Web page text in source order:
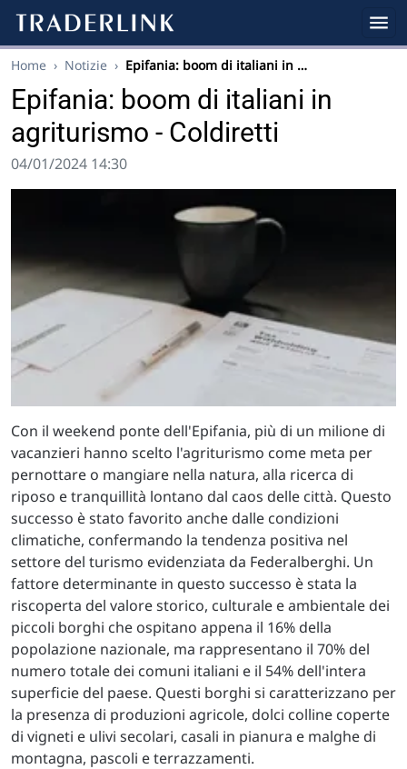
Home › Notizie › Epifania: boom di italiani in …
Epifania: boom di italiani in
agriturismo - Coldiretti
04/01/2024 14:30
Con il weekend ponte dell'Epifania, più di un milione di
vacanzieri hanno scelto l'agriturismo come meta per
pernottare o mangiare nella natura, alla ricerca di
riposo e tranquillità lontano dal caos delle città. Questo
successo è stato favorito anche dalle condizioni
climatiche, confermando la tendenza positiva nel
settore del turismo evidenziata da Federalberghi. Un
fattore determinante in questo successo è stata la
riscoperta del valore storico, culturale e ambientale dei
piccoli borghi che ospitano appena il 16% della
popolazione nazionale, ma rappresentano il 70% del
numero totale dei comuni italiani e il 54% dell'intera
superficie del paese. Questi borghi si caratterizzano per
la presenza di produzioni agricole, dolci colline coperte
di vigneti e ulivi secolari, casali in pianura e malghe di
montagna, pascoli e terrazzamenti.